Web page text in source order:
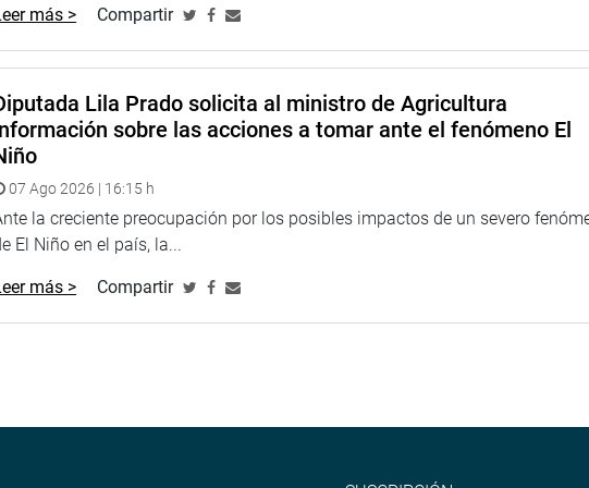
más > Compartir
Lila Prado solicita al ministro de Agricultura
sobre las acciones a tomar ante el fenómeno El
07 Ago 2026 | 16:15 h
la creciente preocupación por los posibles impactos de un severo
El Niño en el país, la...
más > Compartir